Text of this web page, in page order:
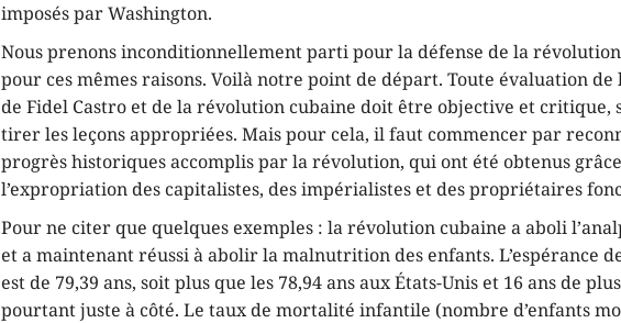
imposés par Washington.
Nous prenons inconditionnellement parti pour la défense de la
pour ces mêmes raisons. Voilà notre point de départ. Toute évaluation de
de Fidel Castro et de la révolution cubaine doit être objective et critique,
tirer les leçons appropriées. Mais pour cela, il faut commencer par
progrès historiques accomplis par la révolution, qui ont été obtenus
l’expropriation des capitalistes, des impérialistes et des propriétaires
Pour ne citer que quelques exemples : la révolution cubaine a aboli
et a maintenant réussi à abolir la malnutrition des enfants. L’espérance
est de 79,39 ans, soit plus que les 78,94 ans aux États-Unis et 16 ans de
pourtant juste à côté. Le taux de mortalité infantile (nombre d’enfants